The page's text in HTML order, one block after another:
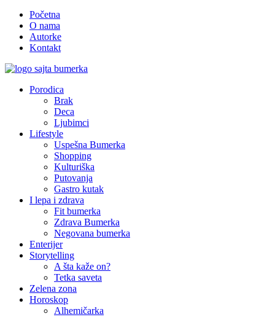
Početna
O nama
Autorke
Kontakt
Porodica
Brak
Deca
Ljubimci
Lifestyle
Uspešna Bumerka
Shopping
Kulturiška
Putovanja
Gastro kutak
I lepa i zdrava
Fit bumerka
Zdrava Bumerka
Negovana bumerka
Enterijer
Storytelling
A šta kaže on?
Tetka saveta
Zelena zona
Horoskop
Alhemičarka